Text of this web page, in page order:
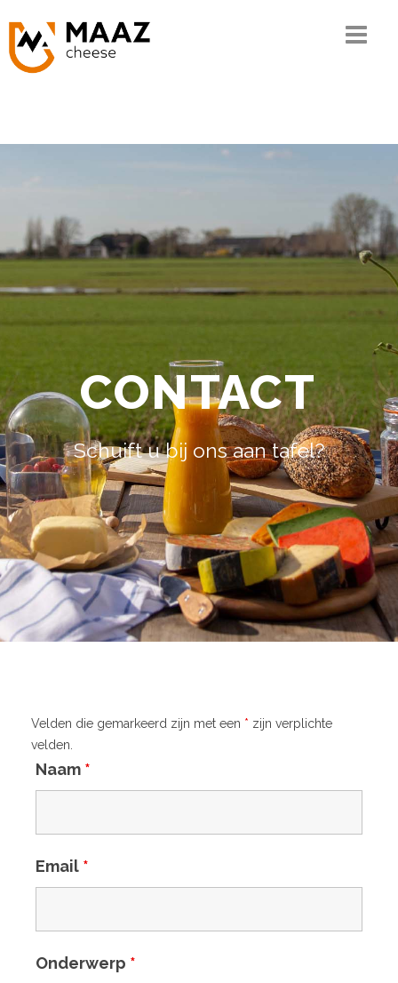
De keten
Ons assortiment
Bestellen
CONTACT
Schuift u bij ons aan tafel?
Velden die gemarkeerd zijn met een * zijn verplichte
velden.
Naam *
Email *
Onderwerp *